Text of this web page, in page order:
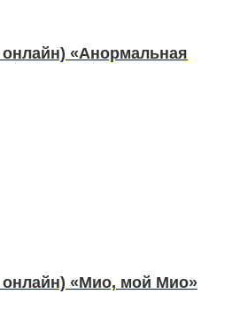
онлайн) «Анормальная
онлайн) «Мио, мой Мио»